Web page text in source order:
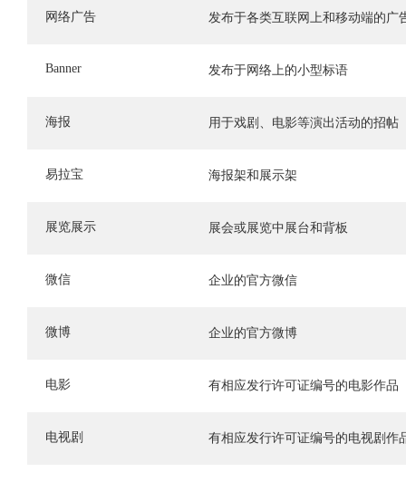
网络广告 发布于各类互联网上和移动端的广
Banner 发布于网络上的小型标语
海报 用于戏剧、电影等演出活动的招帖
易拉宝 海报架和展示架
展览展示 展会或展览中展台和背板
微信 企业的官方微信
微博 企业的官方微博
电影 有相应发行许可证编号的电影作品
电视剧 有相应发行许可证编号的电视剧作